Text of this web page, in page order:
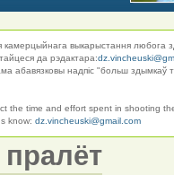
выкарыстання любога
да рэдактара:
абавязковы надпіс "больш здымкаў
the time and effort spent in shooting
know:dz.vincheuski@gmail.com